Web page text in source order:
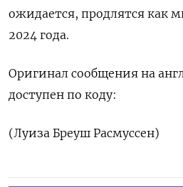
ожидается, продлятся как
2024 года.
Оригинал сообщения на
доступен по коду:
(Луиза Бреуш Расмуссен)